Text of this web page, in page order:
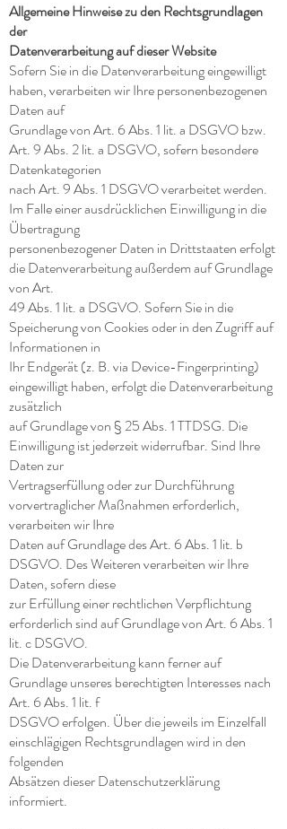
Allgemeine Hinweise zu den Rechtsgrundlagen
der
Datenverarbeitung auf dieser Website
Sofern Sie in die Datenverarbeitung eingewilligt
haben, verarbeiten wir Ihre personenbezogenen
Daten auf
Grundlage von Art. 6 Abs. 1 lit. a DSGVO bzw.
Art. 9 Abs. 2 lit. a DSGVO, sofern besondere
Datenkategorien
nach Art. 9 Abs. 1 DSGVO verarbeitet werden.
Im Falle einer ausdrücklichen Einwilligung in die
Übertragung
personenbezogener Daten in Drittstaaten erfolgt
die Datenverarbeitung außerdem auf Grundlage
von Art.
49 Abs. 1 lit. a DSGVO. Sofern Sie in die
Speicherung von Cookies oder in den Zugriff auf
Informationen in
Ihr Endgerät (z. B. via Device-Fingerprinting)
eingewilligt haben, erfolgt die Datenverarbeitung
zusätzlich
auf Grundlage von § 25 Abs. 1 TTDSG. Die
Einwilligung ist jederzeit widerrufbar. Sind Ihre
Daten zur
Vertragserfüllung oder zur Durchführung
vorvertraglicher Maßnahmen erforderlich,
verarbeiten wir Ihre
Daten auf Grundlage des Art. 6 Abs. 1 lit. b
DSGVO. Des Weiteren verarbeiten wir Ihre
Daten, sofern diese
zur Erfüllung einer rechtlichen Verpflichtung
erforderlich sind auf Grundlage von Art. 6 Abs. 1
lit. c DSGVO.
Die Datenverarbeitung kann ferner auf
Grundlage unseres berechtigten Interesses nach
Art. 6 Abs. 1 lit. f
DSGVO erfolgen. Über die jeweils im Einzelfall
einschlägigen Rechtsgrundlagen wird in den
folgenden
Absätzen dieser Datenschutzerklärung
informiert.